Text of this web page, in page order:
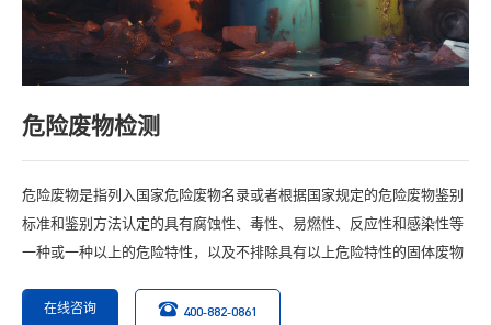
危险废物检测
危险废物是指列入国家危险废物名录或者根据国家规定的危险废物鉴别
标准和鉴别方法认定的具有腐蚀性、毒性、易燃性、反应性和感染性等
一种或一种以上的危险特性，以及不排除具有以上危险特性的固体废物
在线咨询 400-882-0861